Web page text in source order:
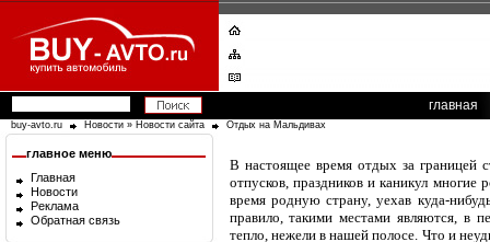
главная
buy-avto.ru Новости » Новости сайта Отдых на Мальдивах
главное меню
Главная
Новости
Реклама
Обратная связь
В настоящее время отдых за границей
отпусков, праздников и каникул
время родную страну, уехав куда-
правило, такими местами являются, в
тепло, нежели в нашей полосе. Что и